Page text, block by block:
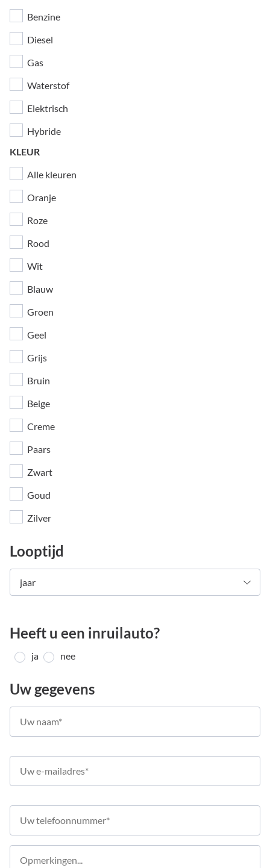
Benzine
Diesel
Gas
Waterstof
Elektrisch
Hybride
KLEUR
Alle kleuren
Oranje
Roze
Rood
Wit
Blauw
Groen
Geel
Grijs
Bruin
Beige
Creme
Paars
Zwart
Goud
Zilver
Looptijd
Heeft u een inruilauto?
ja nee
Uw gegevens